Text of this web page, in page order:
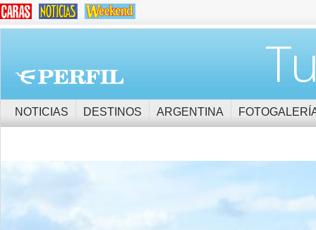
NOTICIAS DESTINOS ARGENTINA